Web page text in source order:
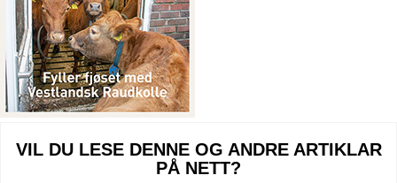
VIL DU LESE DENNE OG ANDRE ARTIKLAR
PÅ NETT?